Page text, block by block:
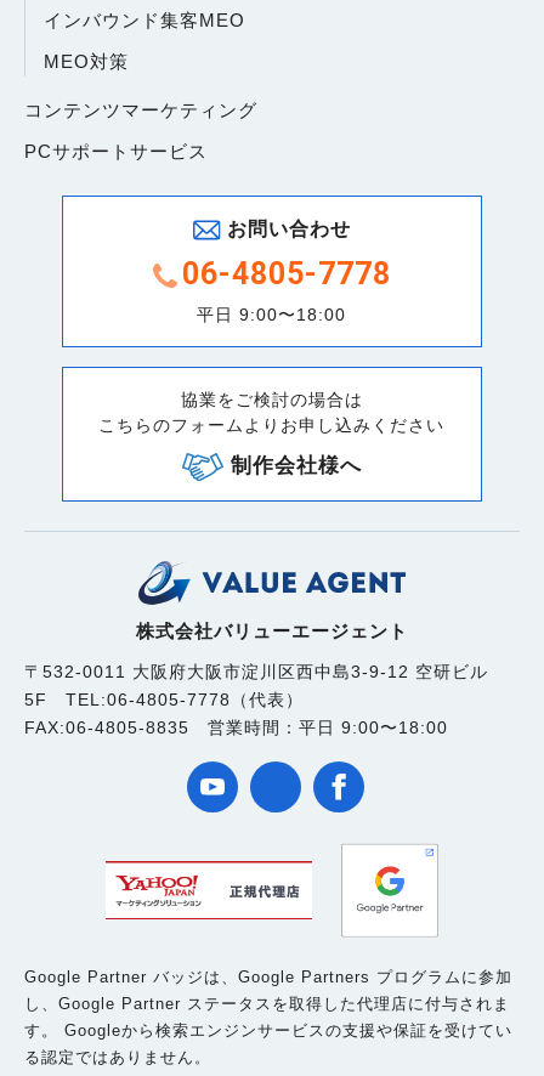
インバウンド集客MEO
MEO対策
コンテンツマーケティング
PCサポートサービス
お問い合わせ
06-4805-7778
平日 9:00〜18:00
協業をご検討の場合は
こちらのフォームよりお申し込みください
制作会社様へ
株式会社バリューエージェント
〒532-0011 大阪府大阪市淀川区西中島3-9-12 空研ビル
5F TEL:06-4805-7778（代表）
FAX:06-4805-8835 営業時間：平日 9:00〜18:00
Google Partner バッジは、Google Partners プログラムに参加
し、Google Partner ステータスを取得した代理店に付与されま
す。 Googleから検索エンジンサービスの支援や保証を受けてい
る認定ではありません。